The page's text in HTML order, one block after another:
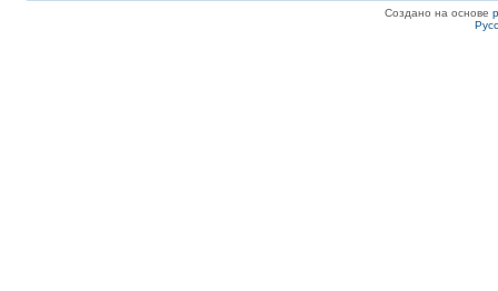
Создано на основе